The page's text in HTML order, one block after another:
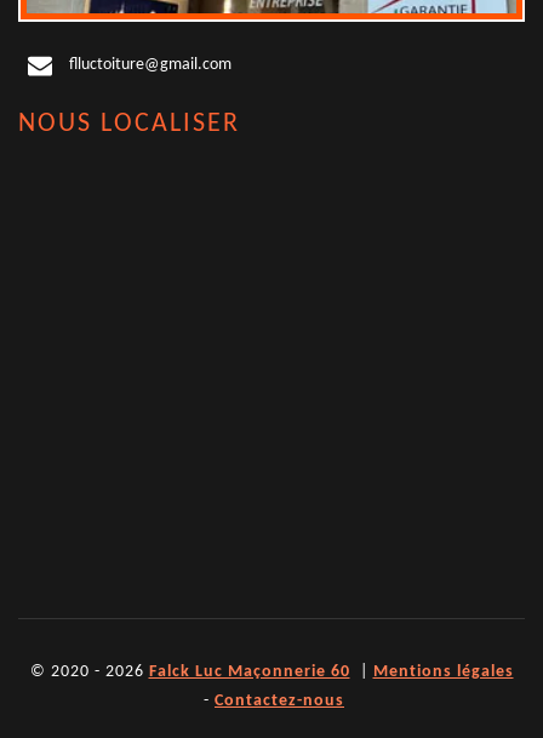
flluctoiture@gmail.com
NOUS LOCALISER
© 2020 - 2026 Falck Luc Maçonnerie 60
Mentions légales
- Contactez-nous